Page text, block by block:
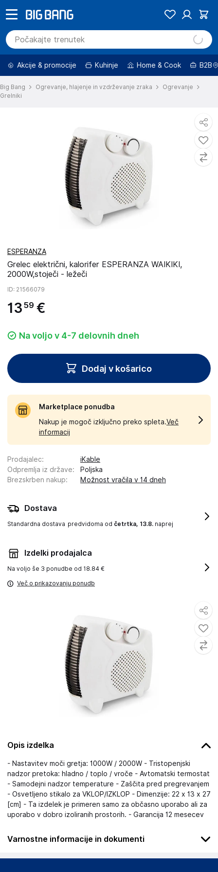
Akcije & promocije Kuhinje Home & Cook B2B
Big Bang Ogrevanje, hlajenje in vzdrževanje zraka
Ogrevanje
Grelniki
Opis izdelka
- Nastavitev moči gretja: 1000W / 2000W - Tristopenjski
nadzor pretoka: hladno / toplo / vroče - Avtomatski termostat
- Samodejni nadzor temperature - Zaščita pred pregrevanjem
- Osvetljeno stikalo za VKLOP/IZKLOP - Dimenzije: 22 x 13 x 27
[cm] - Ta izdelek je primeren samo za občasno uporabo ali za
uporabo v dobro izoliranih prostorih. - Garancija 12 mesecev
Varnostne informacije in dokumenti
Podatki o proizvajalcu
ESPERANZA
Grelec električni, kalorifer ESPERANZA WAIKIKI,
2000W,stoječi - ležeči
ID: 21566079
13 59 €
Na voljo v 4-7 delovnih dneh
Dodaj v košarico
Marketplace ponudba
Nakup je mogoč izključno preko spleta.Več
informacij
Prodajalec:
iKable
Odpremlja iz države:
Poljska
Brezskrben nakup: Možnost vračila v 14 dneh
Dostava
Standardna dostava predvidoma od četrtka, 13.8. naprej
Izdelki prodajalca
Na voljo še 3 ponudbe od 18.84 €
Več o prikazovanju ponudb